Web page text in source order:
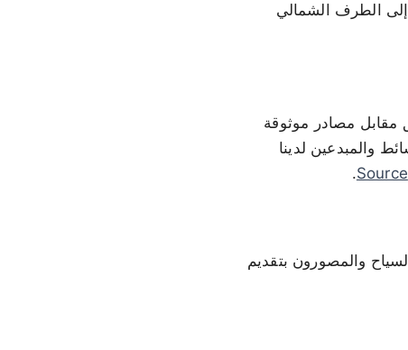
إلى الطرف الشمالي
مقابل مصادر موثوقة
والمبدعين لدينا
Source
.
والمصورون بتقديم